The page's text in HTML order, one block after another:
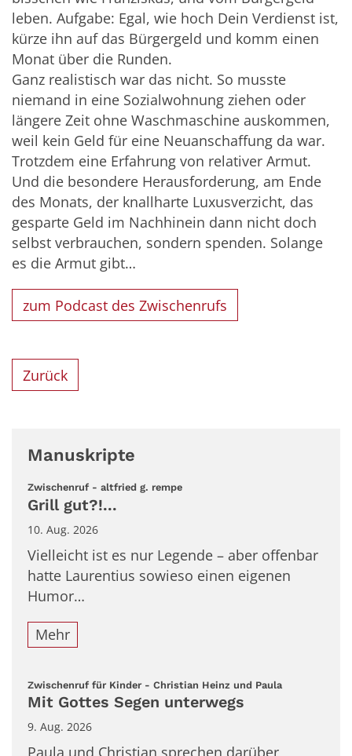
leben. Aufgabe: Egal, wie hoch Dein Verdienst ist,
kürze ihn auf das Bürgergeld und komm einen
Monat über die Runden.
Ganz realistisch war das nicht. So musste
niemand in eine Sozialwohnung ziehen oder
längere Zeit ohne Waschmaschine auskommen,
weil kein Geld für eine Neuanschaffung da war.
Trotzdem eine Erfahrung von relativer Armut.
Und die besondere Herausforderung, am Ende
des Monats, der knallharte Luxusverzicht, das
gesparte Geld im Nachhinein dann nicht doch
selbst verbrauchen, sondern spenden. Solange
es die Armut gibt…
zum Podcast des Zwischenrufs
Zurück
Manuskripte
Zwischenruf - altfried g. rempe:
Grill gut?!...
10. Aug. 2026
Vielleicht ist es nur Legende – aber offenbar
hatte Laurentius sowieso einen eigenen
Humor…
Mehr
Zwischenruf für Kinder - Christian Heinz und Paula:
Mit Gottes Segen unterwegs
9. Aug. 2026